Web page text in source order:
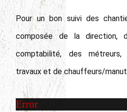
Pour un bon suivi des
composée de la direction,
comptabilité, des
travaux et de chauffeurs/
Error